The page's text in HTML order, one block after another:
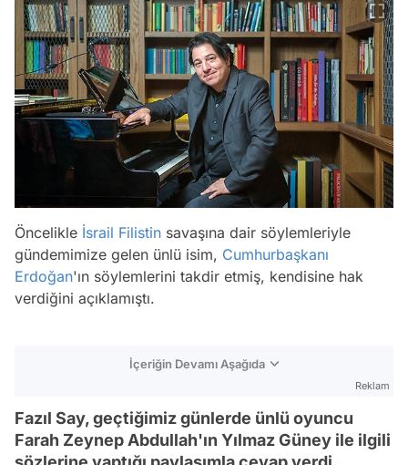
Öncelikle İsrail Filistin savaşına dair söylemleriyle
gündemimize gelen ünlü isim, Cumhurbaşkanı
Erdoğan'ın söylemlerini takdir etmiş, kendisine hak
verdiğini açıklamıştı.
İçeriğin Devamı Aşağıda
Reklam
Fazıl Say, geçtiğimiz günlerde ünlü oyuncu
Farah Zeynep Abdullah'ın Yılmaz Güney ile ilgili